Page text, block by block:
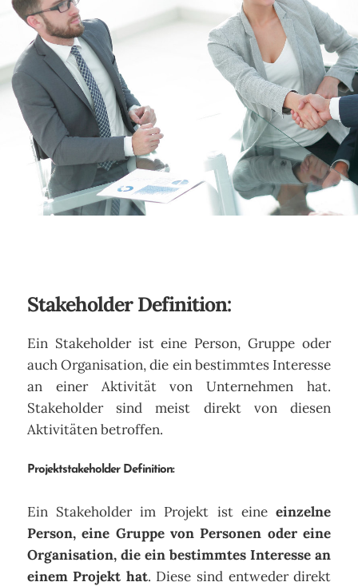
Stakeholder Definition:
Ein Stakeholder ist eine Person, Gruppe oder
auch Organisation, die ein bestimmtes Interesse
an einer Aktivität von Unternehmen hat.
Stakeholder sind meist direkt von diesen
Aktivitäten betroffen.
Projektstakeholder Definition:
Ein Stakeholder im Projekt ist eineeinzelne
Person, eine Gruppe von Personen oder eine
Organisation, die ein bestimmtes Interesse an
einem Projekt hat. Diese sind entweder direkt